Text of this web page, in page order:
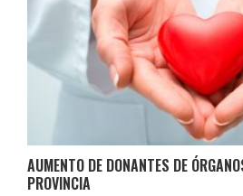
AUMENTO DE DONANTES DE
PROVINCIA